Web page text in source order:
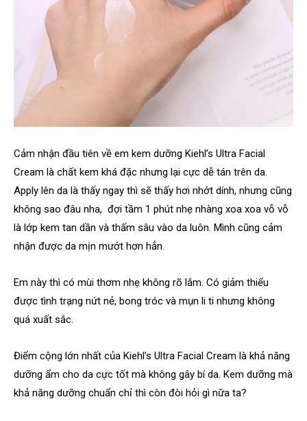
Cảm nhận đầu tiên về em kem dưỡng Kiehl’s Ultra Facial
Cream là chất kem khá đặc nhưng lại cực dễ tán trên da.
Apply lên da là thấy ngay thì sẽ thấy hơi nhớt dính, nhưng cũng
không sao đâu nha, đợi tầm 1 phút nhẹ nhàng xoa xoa vỗ vỗ
là lớp kem tan dần và thấm sâu vào da luôn. Mình cũng cảm
nhận được da mịn mướt hơn hẳn.
Em này thì có mùi thơm nhẹ không rõ lắm. Có giảm thiểu
được tình trạng nứt nẻ, bong tróc và mụn li ti nhưng không
quá xuất sắc.
Điểm cộng lớn nhất của Kiehl’s Ultra Facial Cream là khả năng
dưỡng ẩm cho da cực tốt mà không gây bí da. Kem dưỡng mà
khả năng dưỡng chuẩn chỉ thì còn đòi hỏi gì nữa ta?